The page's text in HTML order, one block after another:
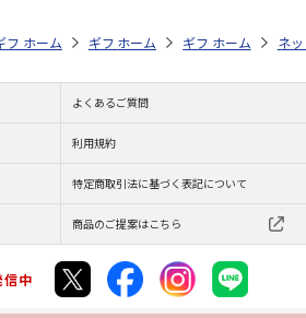
祝い・お返し 法要・香典返し 選べるギフ
フト通販 内祝い・お返し 法要・香典返し
ホーム ギフト通販 お祝い・贈りもの
ホーム ギフト通販 お
ホーム ネ
よくあるご質問
利用規約
特定商取引法に基づく表記について
商品のご提案はこちら
中